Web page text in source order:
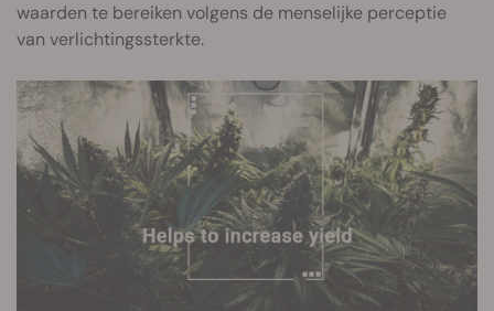
waarden te bereiken volgens de menselijke perceptie
van verlichtingssterkte.